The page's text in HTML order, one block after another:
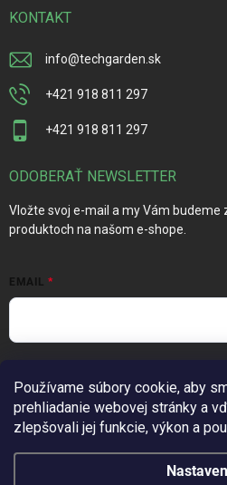
Používame súbory cookie, aby
prehliadanie webovej stránky a
zlepšovali jej funkcie, výkon a
KONTAKT
info@techgarden.sk
+421 918 811 297
+421 918 811 297
ODOBERAŤ NEWSLETTER
Vložte svoj e-mail a my Vám
produktoch na našom e-shope.
EMAIL
údajov
Prihlásiť sa